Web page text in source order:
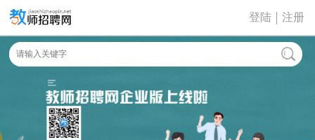
登陆 注册